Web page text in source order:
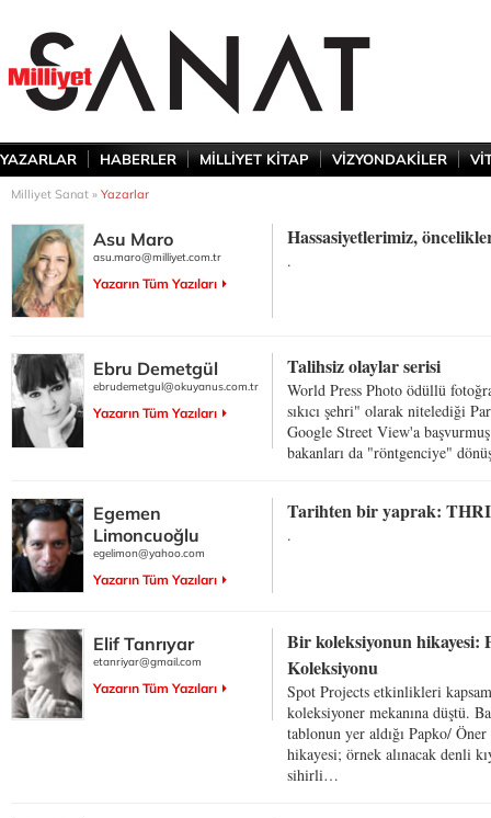
YAZARLAR HABERLER MİLLİYET KİTAP VİZYONDAKİLER
Milliyet Sanat » Yazarlar
Asu Maro
asu.maro@milliyet.com.tr
Yazarın Tüm Yazıları
Hassasiyetlerimiz,
.
Ebru Demetgül
ebrudemetgul@okuyanus.com.tr
Yazarın Tüm Yazıları
Talihsiz olaylar serisi
World Press Photo ödüllü
sıkıcı şehri" olarak nitelediği
Google Street View'a
bakanları da "röntgenciye"
Egemen
Limoncuoğlu
egelimon@yahoo.com
Yazarın Tüm Yazıları
Tarihten bir yaprak:
.
Elif Tanrıyar
etanriyar@gmail.com
Yazarın Tüm Yazıları
Bir koleksiyonun hikayesi:
Koleksiyonu
Spot Projects etkinlikleri
koleksiyoner mekanına düştü.
tablonun yer aldığı Papko/
hikayesi; örnek alınacak denli
sihirli…